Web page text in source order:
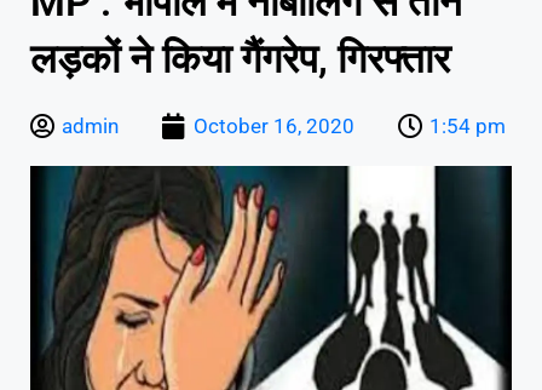
लड़कों ने किया गैंगरेप, गिरफ्तार
admin October 16, 2020 1:54 pm